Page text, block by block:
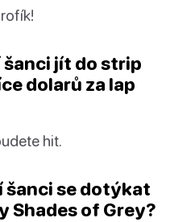
šanci jít do strip
dolarů za lap
hit.
šanci se dotýkat
Shades of Grey?